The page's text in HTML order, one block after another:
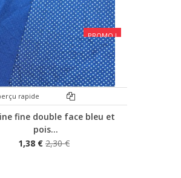
PROMO !
rapide
fine double face bleu et
pois...
1,38 € 2,30 €